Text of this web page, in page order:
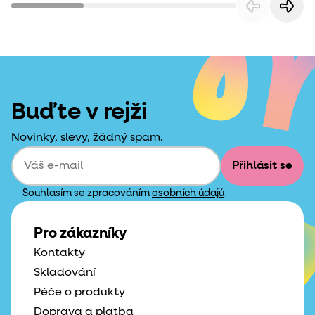
Buďte v rejži
Novinky, slevy, žádný spam.
Přihlásit se
Souhlasím se zpracováním osobních údajů
Pro zákazníky
Kontakty
Skladování
Péče o produkty
Doprava a platba